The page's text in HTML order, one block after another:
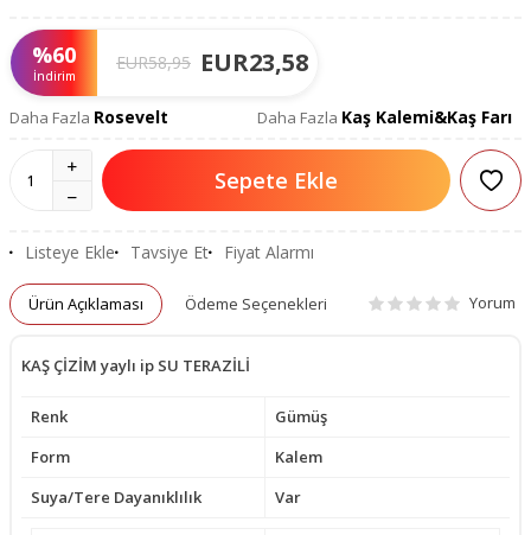
%60
İndirim
EUR58,95 EUR23,58
Daha Fazla Rosevelt Daha Fazla Kaş Kalemi&Kaş Farı
Sepete Ekle
Listeye Ekle Tavsiye Et Fiyat Alarmı
Ürün Açıklaması Ödeme Seçenekleri Yorum
KAŞ ÇİZİM yaylı ip SU TERAZİLİ
Renk
Gümüş
Form
Kalem
Suya/Tere Dayanıklılık
Var